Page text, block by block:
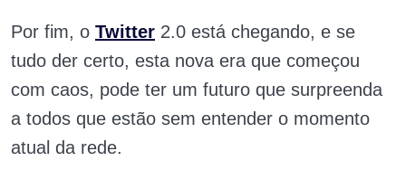
Por fim, o Twitter 2.0 está chegando, e se
tudo der certo, esta nova era que começou
com caos, pode ter um futuro que surpreenda
a todos que estão sem entender o momento
atual da rede.